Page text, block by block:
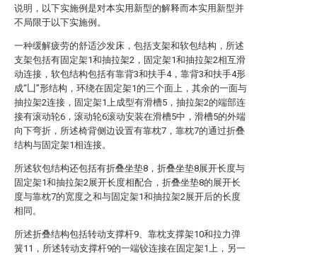
说明，以下实施例是对本实用新型的解释而本实用新型并
不局限于以下实施例。
一种缓解疲劳的舒适沙发床，包括支架和软包结构，所述
支架包括有固定架1和抽拉架2，固定架1和抽拉架2相互滑
动连接，软包结构包括有靠背3和扶手4，靠背3和扶手4形
成“凵”形结构，环绕在固定架1的三个面上，其余的一面与
抽拉架2连接，固定架1上成型有滑槽5，抽拉架2的端部连
接有滚动轮6，滚动轮6滚动安装在滑槽5中，滑槽5的外端
向下弯折，所述椅背侧边设置有靠枕7，靠枕7的通过折叠
结构与固定架1相连接。
所述软包结构还包括有折叠坐垫8，折叠坐垫8展开长度与
固定架1和抽拉架2展开长度相配合，折叠坐垫8的展开长
度与靠枕7的宽度之和与固定架1和抽拉架2展开后的长度
相同。
所述折叠结构包括转动支撑杆9、靠枕支撑架10和拉力弹
簧11，所述转动支撑杆9的一端铰连接在固定架1上，另一